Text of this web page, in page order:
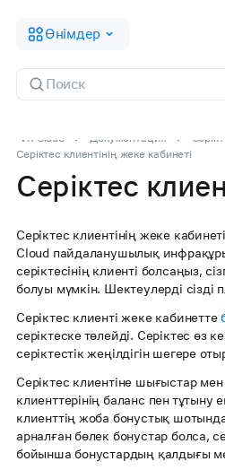
Өнімдер
VK Cloud Документация
Серіктес клиентінің жеке кабинеті
Серіктес
Серіктес клиентінің жеке
Cloud пайдаланушылық
серіктесінің клиенті болсаңыз,
болуы мүмкін. Шектеулерді сізді
Серіктес клиенті жеке кабинетте
серіктеске төлейді. Серіктес өз
серіктестік жеңілдігін шегере
Серіктес клиентіне шығыстар
клиенттерінің баланс пен тұтыну
клиенттің жоба бонустық
арналған бөлек бонустар болса,
бойынша бонустардың қалдығы